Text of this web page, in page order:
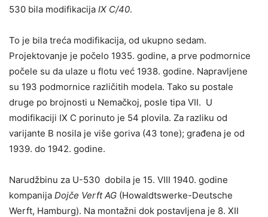
530 bila modifikacija IX C/40.
To je bila treća modifikacija, od ukupno sedam.
Projektovanje je počelo 1935. godine, a prve podmornice
počele su da ulaze u flotu već 1938. godine. Napravljene
su 193 podmornice različitih modela. Tako su postale
druge po brojnosti u Nemačkoj, posle tipa VII. U
modifikaciji IX C porinuto je 54 plovila. Za razliku od
varijante B nosila je više goriva (43 tone); građena je od
1939. do 1942. godine.
Narudžbinu za U-530 dobila je 15. VIII 1940. godine
kompanija Dojče Verft AG (Howaldtswerke-Deutsche
Werft, Hamburg). Na montažni dok postavljena je 8. XII